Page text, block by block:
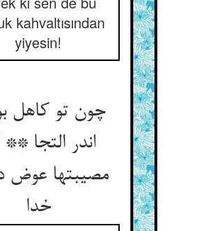
kahvaltısından
yiyesin!
چون تو کاهل
اندر التجا
مصیبتها عوض
خدا